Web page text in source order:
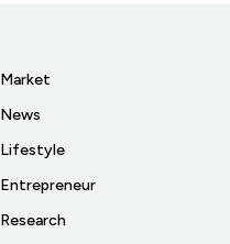
Market
News
Lifestyle
Entrepreneur
Research